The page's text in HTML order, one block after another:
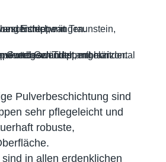
Pulverbeschichtung sind
sehr pflegeleicht und
robuste,
in allen erdenklichen